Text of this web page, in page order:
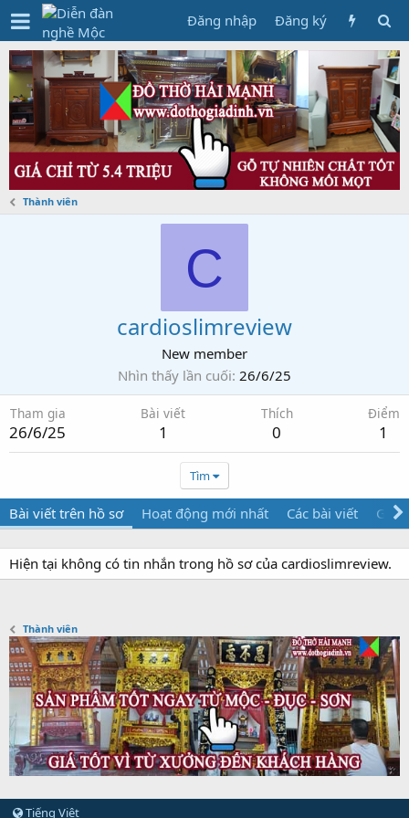
Đăng nhập Đăng ký
Thành viên
C
cardioslimreview
New member
Nhìn thấy lần cuối 26/6/25
Tham gia
26/6/25
Bài viết
1
Thích
0
Điểm
1
Tìm
Bài viết trên hồ sơ Hoạt động mới nhất Các bài viết Giới
Hiện tại không có tin nhắn trong hồ sơ của cardioslimreview.
Thành viên
Tiếng Việt